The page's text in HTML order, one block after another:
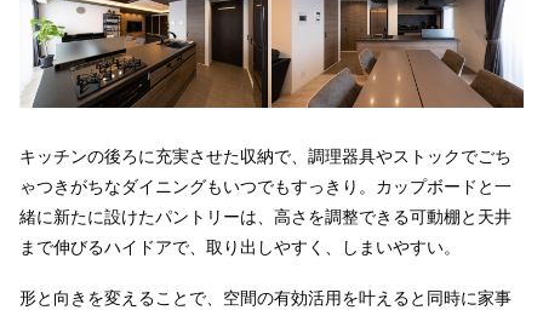
キッチンの後ろに充実させた収納で、調理器具やストックでごち
ゃつきがちなダイニングもいつでもすっきり。カップボードと一
緒に新たに設けたパントリーは、高さを調整できる可動棚と天井
まで伸びるハイドアで、取り出しやすく、しまいやすい。
形と向きを変えることで、空間の有効活用を叶えると同時に家事